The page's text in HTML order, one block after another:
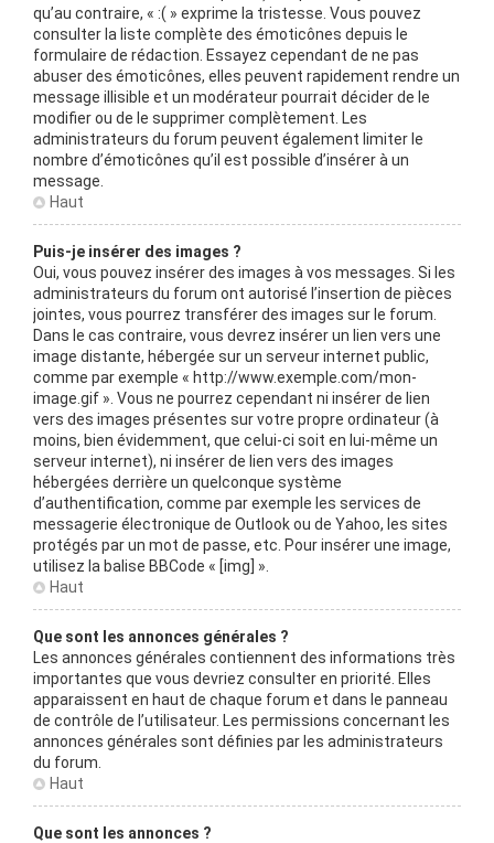
qu’au contraire, « :( » exprime la tristesse. Vous pouvez
consulter la liste complète des émoticônes depuis le
formulaire de rédaction. Essayez cependant de ne pas
abuser des émoticônes, elles peuvent rapidement rendre un
message illisible et un modérateur pourrait décider de le
modifier ou de le supprimer complètement. Les
administrateurs du forum peuvent également limiter le
nombre d’émoticônes qu’il est possible d’insérer à un
message.
Haut
Puis-je insérer des images ?
Oui, vous pouvez insérer des images à vos messages. Si les
administrateurs du forum ont autorisé l’insertion de pièces
jointes, vous pourrez transférer des images sur le forum.
Dans le cas contraire, vous devrez insérer un lien vers une
image distante, hébergée sur un serveur internet public,
comme par exemple « http://www.exemple.com/mon-
image.gif ». Vous ne pourrez cependant ni insérer de lien
vers des images présentes sur votre propre ordinateur (à
moins, bien évidemment, que celui-ci soit en lui-même un
serveur internet), ni insérer de lien vers des images
hébergées derrière un quelconque système
d’authentification, comme par exemple les services de
messagerie électronique de Outlook ou de Yahoo, les sites
protégés par un mot de passe, etc. Pour insérer une image,
utilisez la balise BBCode « [img] ».
Haut
Que sont les annonces générales ?
Les annonces générales contiennent des informations très
importantes que vous devriez consulter en priorité. Elles
apparaissent en haut de chaque forum et dans le panneau
de contrôle de l’utilisateur. Les permissions concernant les
annonces générales sont définies par les administrateurs
du forum.
Haut
Que sont les annonces ?